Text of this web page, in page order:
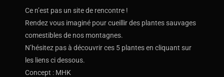
Ce n’est pas un site de rencontre !
Rendez vous imaginé pour cueillir des plantes sauvages
comestibles de nos montagnes.
N’hésitez pas à découvrir ces 5 plantes en cliquant sur
les liens ci dessous.
Concept : MHK